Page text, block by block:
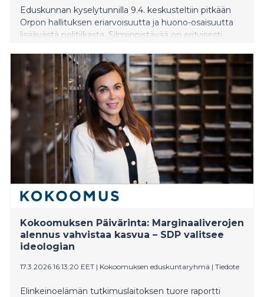
Eduskunnan kyselytunnilla 9.4. keskusteltiin pitkään
Orpon hallituksen eriarvoisuutta ja huono-osaisuutta
lisäävästä politiikasta. Silmiinpistävää on erityisesti
päättänyt asettaa suuryritysten osingonsaajat ja
suurituloiset pieni- ja keskituloisten edelle.
Kokoomuksen Päivärinta: Marginaaliverojen
alennus vahvistaa kasvua – SDP valitsee
ideologian
17.3.2026 16:13:20 EET | Kokoomuksen eduskuntaryhmä | Tiedote
Elinkeinoelämän tutkimuslaitoksen tuore raportti